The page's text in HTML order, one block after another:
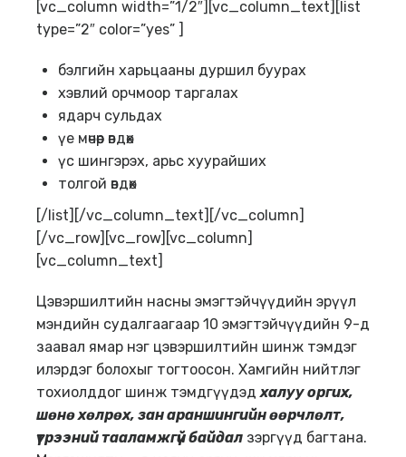
[vc_column width=”1/2″][vc_column_text][list
type=”2″ color=”yes” ]
бэлгийн харьцааны дуршил буурах
хэвлий орчмоор таргалах
ядарч сульдах
үе мөчөөр өвдөх
үс шингэрэх, арьс хуурайших
толгой өвдөх
[/list][/vc_column_text][/vc_column]
[/vc_row][vc_row][vc_column]
[vc_column_text]
Цэвэршилтийн насны эмэгтэйчүүдийн эрүүл
мэндийн судалгаагаар 10 эмэгтэйчүүдийн 9-д
заавал ямар нэг цэвэршилтийн шинж тэмдэг
илэрдэг болохыг тогтоосон. Хамгийн нийтлэг
тохиолддог шинж тэмдгүүдэдхалуу оргих,
шөнө хөлрөх, зан араншингийн өөрчлөлт,
үтрээний тааламжгүй байдал зэргүүд багтана.